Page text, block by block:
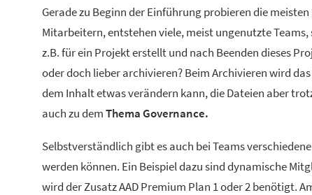
Gerade zu Beginn der Einführung probieren die
Mitarbeitern, entstehen viele, meist ungenutzte
z.B. für ein Projekt erstellt und nach Beenden dieses
oder doch lieber archivieren? Beim Archivieren wird
dem Inhalt etwas verändern kann, die Dateien aber
auch zu demThema Governance.
Selbstverständlich gibt es auch bei Teams
werden können. Ein Beispiel dazu sind dynamische
wird der Zusatz AAD Premium Plan 1 oder 2 benötigt.